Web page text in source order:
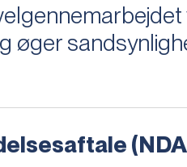
øger